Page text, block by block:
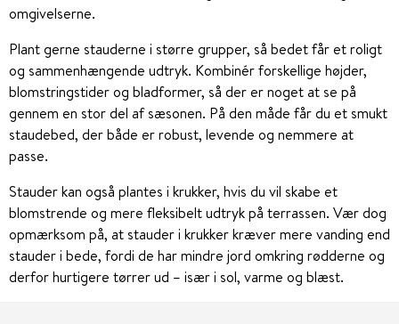
omgivelserne.
Plant gerne stauderne i større grupper, så bedet får et roligt
og sammenhængende udtryk. Kombinér forskellige højder,
blomstringstider og bladformer, så der er noget at se på
gennem en stor del af sæsonen. På den måde får du et smukt
staudebed, der både er robust, levende og nemmere at
passe.
Stauder kan også plantes i krukker, hvis du vil skabe et
blomstrende og mere fleksibelt udtryk på terrassen. Vær dog
opmærksom på, at stauder i krukker kræver mere vanding end
stauder i bede, fordi de har mindre jord omkring rødderne og
derfor hurtigere tørrer ud – især i sol, varme og blæst.